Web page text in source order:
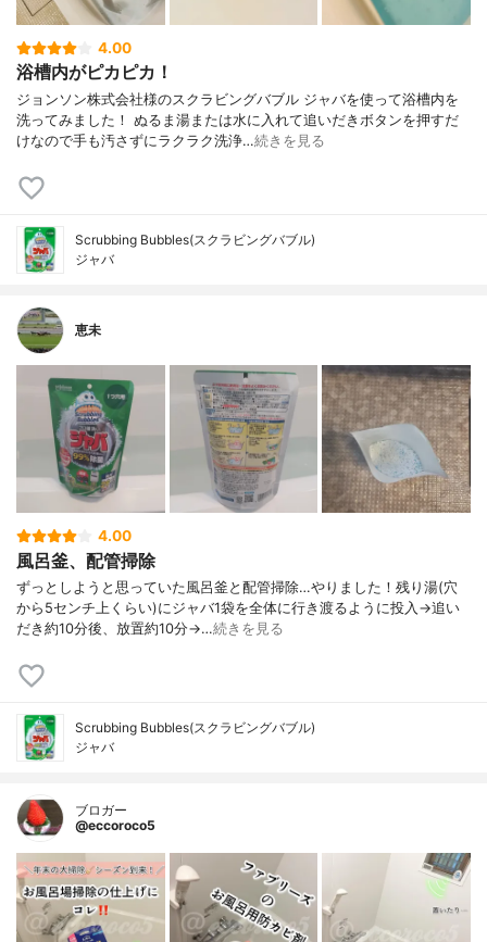
4.00
浴槽内がピカピカ！
ジョンソン株式会社様のスクラビングバブル ジャバを使って浴槽内を
洗ってみました！ ぬるま湯または水に入れて追いだきボタンを押すだ
けなので手も汚さずにラクラク洗浄…続きを見る
Scrubbing Bubbles(スクラビングバブル)
ジャバ
恵未
4.00
風呂釜、配管掃除
ずっとしようと思っていた風呂釜と配管掃除…やりました！残り湯(穴
から5センチ上くらい)にジャバ1袋を全体に行き渡るように投入→追い
だき約10分後、放置約10分→…続きを見る
Scrubbing Bubbles(スクラビングバブル)
ジャバ
ブロガー
@eccoroco5